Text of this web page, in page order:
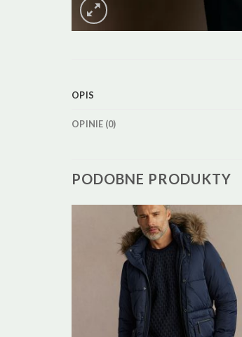
OPIS
OPINIE (0)
PODOBNE PRODUKTY